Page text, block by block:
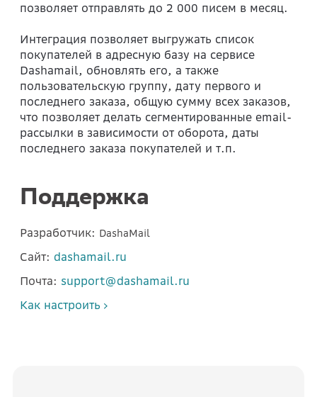
позволяет отправлять до 2 000 писем в месяц.
Интеграция позволяет выгружать список
покупателей в адресную базу на сервисе
Dashamail, обновлять его, а также
пользовательскую группу, дату первого и
последнего заказа, общую сумму всех заказов,
что позволяет делать сегментированные email-
рассылки в зависимости от оборота, даты
последнего заказа покупателей и т.п.
Поддержка
Разработчик: DashaMail
Сайт: dashamail.ru
Почта: support@dashamail.ru
Как настроить